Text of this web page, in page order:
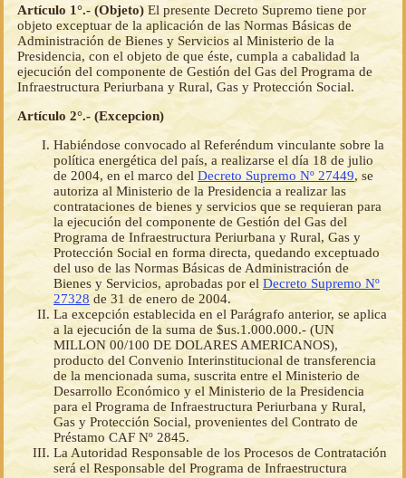
Artículo 1°.- (Objeto) El presente Decreto Supremo tiene por
objeto exceptuar de la aplicación de las Normas Básicas de
Administración de Bienes y Servicios al Ministerio de la
Presidencia, con el objeto de que éste, cumpla a cabalidad la
ejecución del componente de Gestión del Gas del Programa de
Infraestructura Periurbana y Rural, Gas y Protección Social.
Artículo 2°.- (Excepcion)
Habiéndose convocado al Referéndum vinculante sobre la
política energética del país, a realizarse el día 18 de julio
de 2004, en el marco del Decreto Supremo Nº 27449, se
autoriza al Ministerio de la Presidencia a realizar las
contrataciones de bienes y servicios que se requieran para
la ejecución del componente de Gestión del Gas del
Programa de Infraestructura Periurbana y Rural, Gas y
Protección Social en forma directa, quedando exceptuado
del uso de las Normas Básicas de Administración de
Bienes y Servicios, aprobadas por el Decreto Supremo Nº
27328 de 31 de enero de 2004.
La excepción establecida en el Parágrafo anterior, se aplica
a la ejecución de la suma de $us.1.000.000.- (UN
MILLON 00/100 DE DOLARES AMERICANOS),
producto del Convenio Interinstitucional de transferencia
de la mencionada suma, suscrita entre el Ministerio de
Desarrollo Económico y el Ministerio de la Presidencia
para el Programa de Infraestructura Periurbana y Rural,
Gas y Protección Social, provenientes del Contrato de
Préstamo CAF Nº 2845.
La Autoridad Responsable de los Procesos de Contratación
será el Responsable del Programa de Infraestructura